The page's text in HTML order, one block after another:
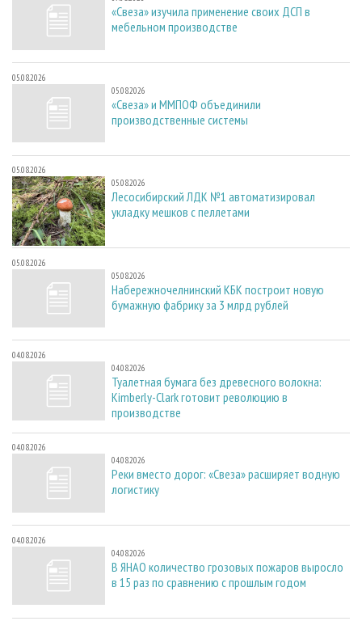
«Свеза» изучила применение своих ДСП в
мебельном производстве
05.08.2026
05.08.2026
«Свеза» и ММПОФ объединили
производственные системы
05.08.2026
05.08.2026
Лесосибирский ЛДК №1 автоматизировал
укладку мешков с пеллетами
05.08.2026
05.08.2026
Набережночелнинский КБК построит новую
бумажную фабрику за 3 млрд рублей
04.08.2026
04.08.2026
Туалетная бумага без древесного волокна:
Kimberly-Clark готовит революцию в
производстве
04.08.2026
04.08.2026
Реки вместо дорог: «Свеза» расширяет водную
логистику
04.08.2026
04.08.2026
В ЯНАО количество грозовых пожаров выросло
в 15 раз по сравнению с прошлым годом